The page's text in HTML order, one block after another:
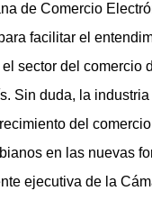
de Comercio
facilitar el
sector del
Sin duda, la
del
en las nuevas
ejecutiva de la